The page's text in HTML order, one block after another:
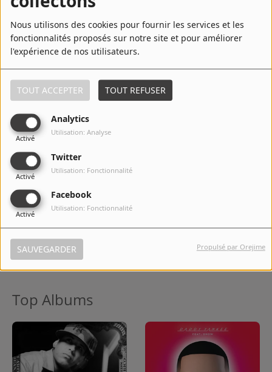
Nous utilisons des cookies pour fournir les services et les
fonctionnalités proposés sur notre site et pour améliorer
l'expérience de nos utilisateurs.
TOUT ACCEPTER TOUT REFUSER
Analytics
Activé
Utilisation: Analyse
Twitter
Activé
Utilisation: Fonctionnalité
Facebook
Activé
Utilisation: Fonctionnalité
SAUVEGARDER Propulsé par Orejime
7 La Despedida
9 Pose
10
Top Albums